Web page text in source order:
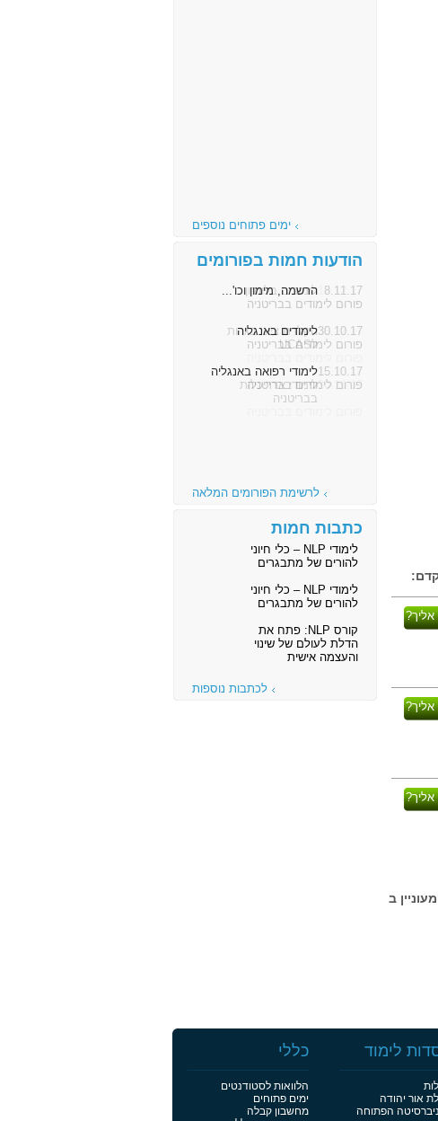
הארץ. מעוניין ב
ימים פתוחים נוספים
הודעות חמות בפורומים
8.11.17 הרשמה, מימון וכו'...
פורום לימודים בבריטניה
30.10.17לימודים באנגליה
פורום לימודים בבריטניה
15.10.17לימודי רפואה באנגליה
פורום לימודים בבריטניה
לרשימת הפורומים המלאה
כתבות חמות
לימודי NLP – כלי חיוני
להורים של מתבגרים
לימודי NLP – כלי חיוני
להורים של מתבגרים
קורס NLP: פתח את
הדלת לעולם של שינוי
והעצמה אישית
לכתבות נוספות
לימוד
אור יהודה
הפתוחה
כללי
הלוואות לסטודנטים
ימים פתוחים
מחשבון קבלה